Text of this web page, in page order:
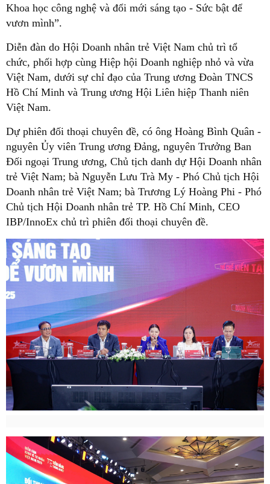
Khoa học công nghệ và đổi mới sáng tạo - Sức bật để
vươn mình”.
Diễn đàn do Hội Doanh nhân trẻ Việt Nam chủ trì tổ
chức, phối hợp cùng Hiệp hội Doanh nghiệp nhỏ và vừa
Việt Nam, dưới sự chỉ đạo của Trung ương Đoàn TNCS
Hồ Chí Minh và Trung ương Hội Liên hiệp Thanh niên
Việt Nam.
Dự phiên đối thoại chuyên đề, có ông Hoàng Bình Quân -
nguyên Ủy viên Trung ương Đảng, nguyên Trưởng Ban
Đối ngoại Trung ương, Chủ tịch danh dự Hội Doanh nhân
trẻ Việt Nam; bà Nguyễn Lưu Trà My - Phó Chủ tịch Hội
Doanh nhân trẻ Việt Nam; bà Trương Lý Hoàng Phi - Phó
Chủ tịch Hội Doanh nhân trẻ TP. Hồ Chí Minh, CEO
IBP/InnoEx chủ trì phiên đối thoại chuyên đề.